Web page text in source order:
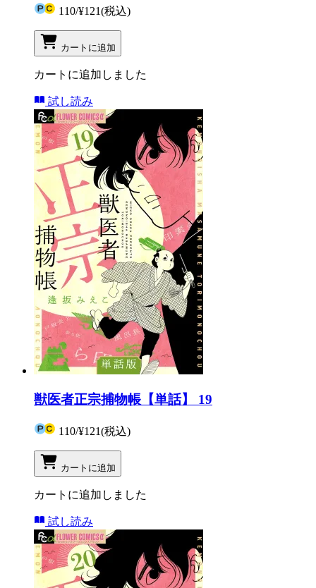
110/¥121(税込)
カートに追加
カートに追加しました
試し読み
獣医者正宗捕物帳【単話】 19
110/¥121(税込)
カートに追加
カートに追加しました
試し読み